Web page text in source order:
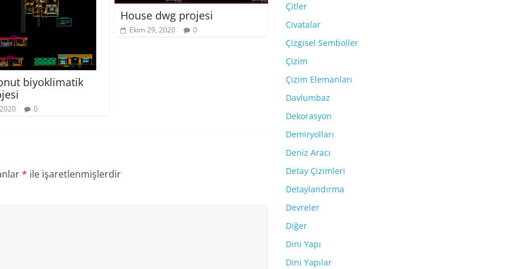
biyoklimatik
0
House dwg projesi
Ekim 29, 2020 0
* ile işaretlenmişlerdir
Çitler
Civatalar
Çizgisel Semboller
Çizim
Çizim Elemanları
Davlumbaz
Dekorasyon
Demiryolları
Deniz Aracı
Detay Çizimleri
Detaylandırma
Devreler
Diğer
Dini Yapı
Dini Yapılar